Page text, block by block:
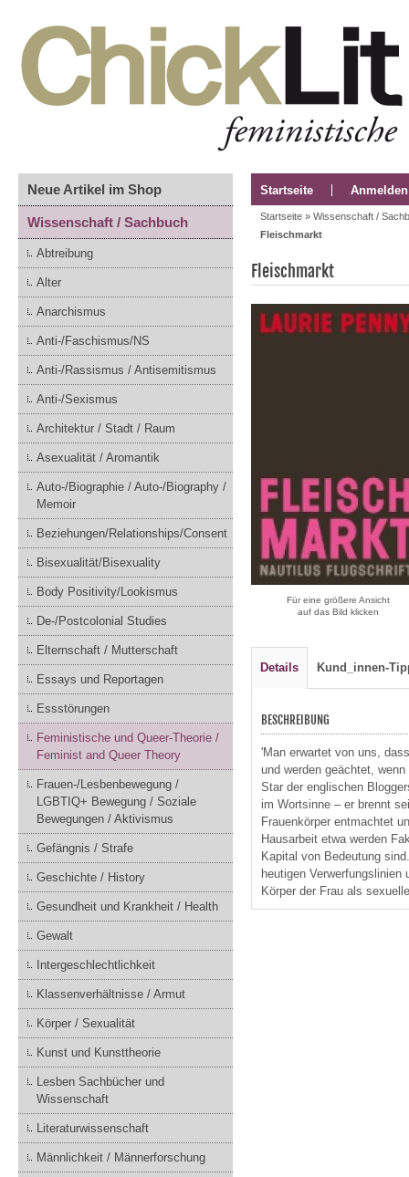
Neue Artikel im Shop
Wissenschaft / Sachbuch
Abtreibung
Alter
Anarchismus
Anti-/Faschismus/NS
Anti-/Rassismus / Antisemitismus
Anti-/Sexismus
Architektur / Stadt / Raum
Asexualität / Aromantik
Auto-/Biographie / Auto-/Biography /
Memoir
Beziehungen/Relationships/Consent
Bisexualität/Bisexuality
Body Positivity/Lookismus
De-/Postcolonial Studies
Elternschaft / Mutterschaft
Essays und Reportagen
Essstörungen
Feministische und Queer-Theorie /
Feminist and Queer Theory
Frauen-/Lesbenbewegung /
LGBTIQ+ Bewegung / Soziale
Bewegungen / Aktivismus
Gefängnis / Strafe
Geschichte / History
Gesundheit und Krankheit / Health
Gewalt
Intergeschlechtlichkeit
Klassenverhältnisse / Armut
Körper / Sexualität
Kunst und Kunsttheorie
Lesben Sachbücher und
Wissenschaft
Literaturwissenschaft
Männlichkeit / Männerforschung
Startseite Anmelden
Startseite » Wissenschaft /
Fleischmarkt
Fleischmarkt
Für eine größere Ansicht
auf das Bild klicken
Details Kund_innen-
BESCHREIBUNG
'Man erwartet von uns,
und werden geächtet,
Star der englischen
im Wortsinne – er brennt
Frauenkörper entmachtet
Hausarbeit etwa werden
Kapital von Bedeutung
heutigen
Körper der Frau als